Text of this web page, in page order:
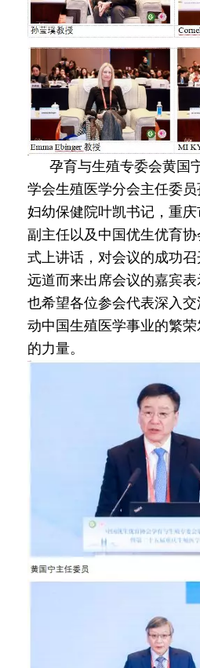
孕育与生殖专委会黄国
学会生殖医学分会主任委
妇幼保健院叶凯书记，重
副主任以及中国优生优育
式上讲话，对会议的成功
远道而来出席会议的嘉宾
也希望各位参会代表深入
动中国生殖医学事业的繁
的力量。